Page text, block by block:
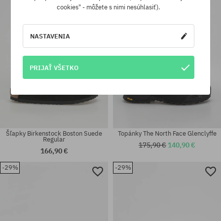
36.5; 37.5; 38; 38.5; 39; 40;
36; 37; 37.5; 38; 38.5; 39; 40;
Šľapky Birkenstock Boston Suede
Regular
166,90 €
-19%
Topánky The North Face Glenclyffe
175,90 € 140,90 €
-29% -29%
cookies" - môžete s nimi nesúhlasiť).
NASTAVENIA
PRIJAŤ VŠETKO